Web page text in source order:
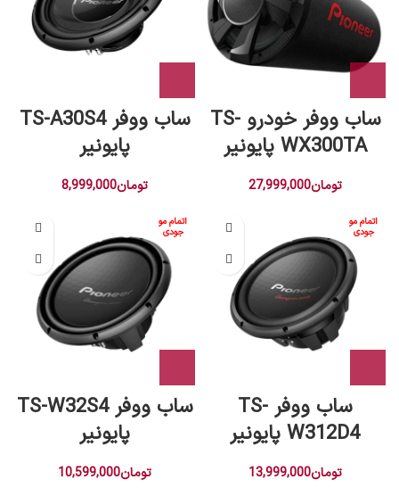
ساب ووفر خودرو TS-
WX300TA پایونیر
تومان27,999,000
ساب ووفر TS-A30S4
پایونیر
تومان8,999,000
اتمام مو
جودی
ساب ووفر TS-
W312D4 پایونیر
تومان13,999,000
اتمام مو
جودی
ساب ووفر TS-W32S4
پایونیر
تومان10,599,000